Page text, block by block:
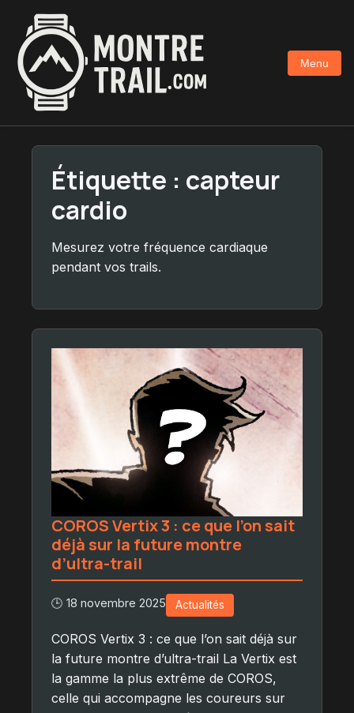
contenu
principal
Menu
Étiquette : capteur
cardio
Mesurez votre fréquence cardiaque
pendant vos trails.
COROS Vertix 3 : ce que l’on sait
déjà sur la future montre
d’ultra-trail
🕒 18 novembre 2025 Actualités
COROS Vertix 3 : ce que l’on sait déjà sur
la future montre d’ultra-trail La Vertix est
la gamme la plus extrême de COROS,
celle qui accompagne les coureurs sur